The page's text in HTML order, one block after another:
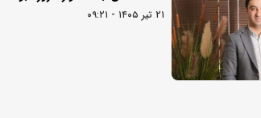
۲۱ تیر ۱۴۰۵ - ۰۹:۲۱